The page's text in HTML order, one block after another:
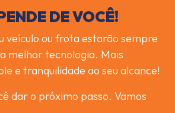
DE VOCÊ!
veículo ou frota estarão sempre
melhor tecnologia. Mais
e tranquilidade ao seu alcance!
dar o próximo passo. Vamos